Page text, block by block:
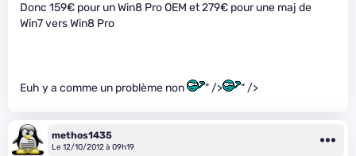
Donc 159€ pour un Win8 Pro OEM et 279€ pour une maj de
Win7 vers Win8 Pro
Euh y a comme un problème non " /> " />
methos1435
Le 12/10/2012 à 09h19